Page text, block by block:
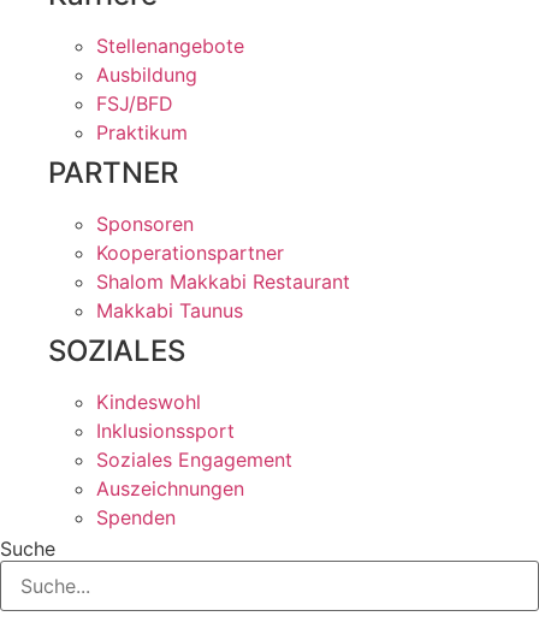
Stellenangebote
Ausbildung
FSJ/BFD
Praktikum
PARTNER
Sponsoren
Kooperationspartner
Shalom Makkabi Restaurant
Makkabi Taunus
SOZIALES
Kindeswohl
Inklusionssport
Soziales Engagement
Auszeichnungen
Spenden
Suche